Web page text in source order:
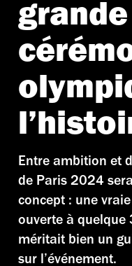
grande
Entre ambition et
de Paris 2024
concept : une
ouverte à
méritait bien un
sur l’événement.